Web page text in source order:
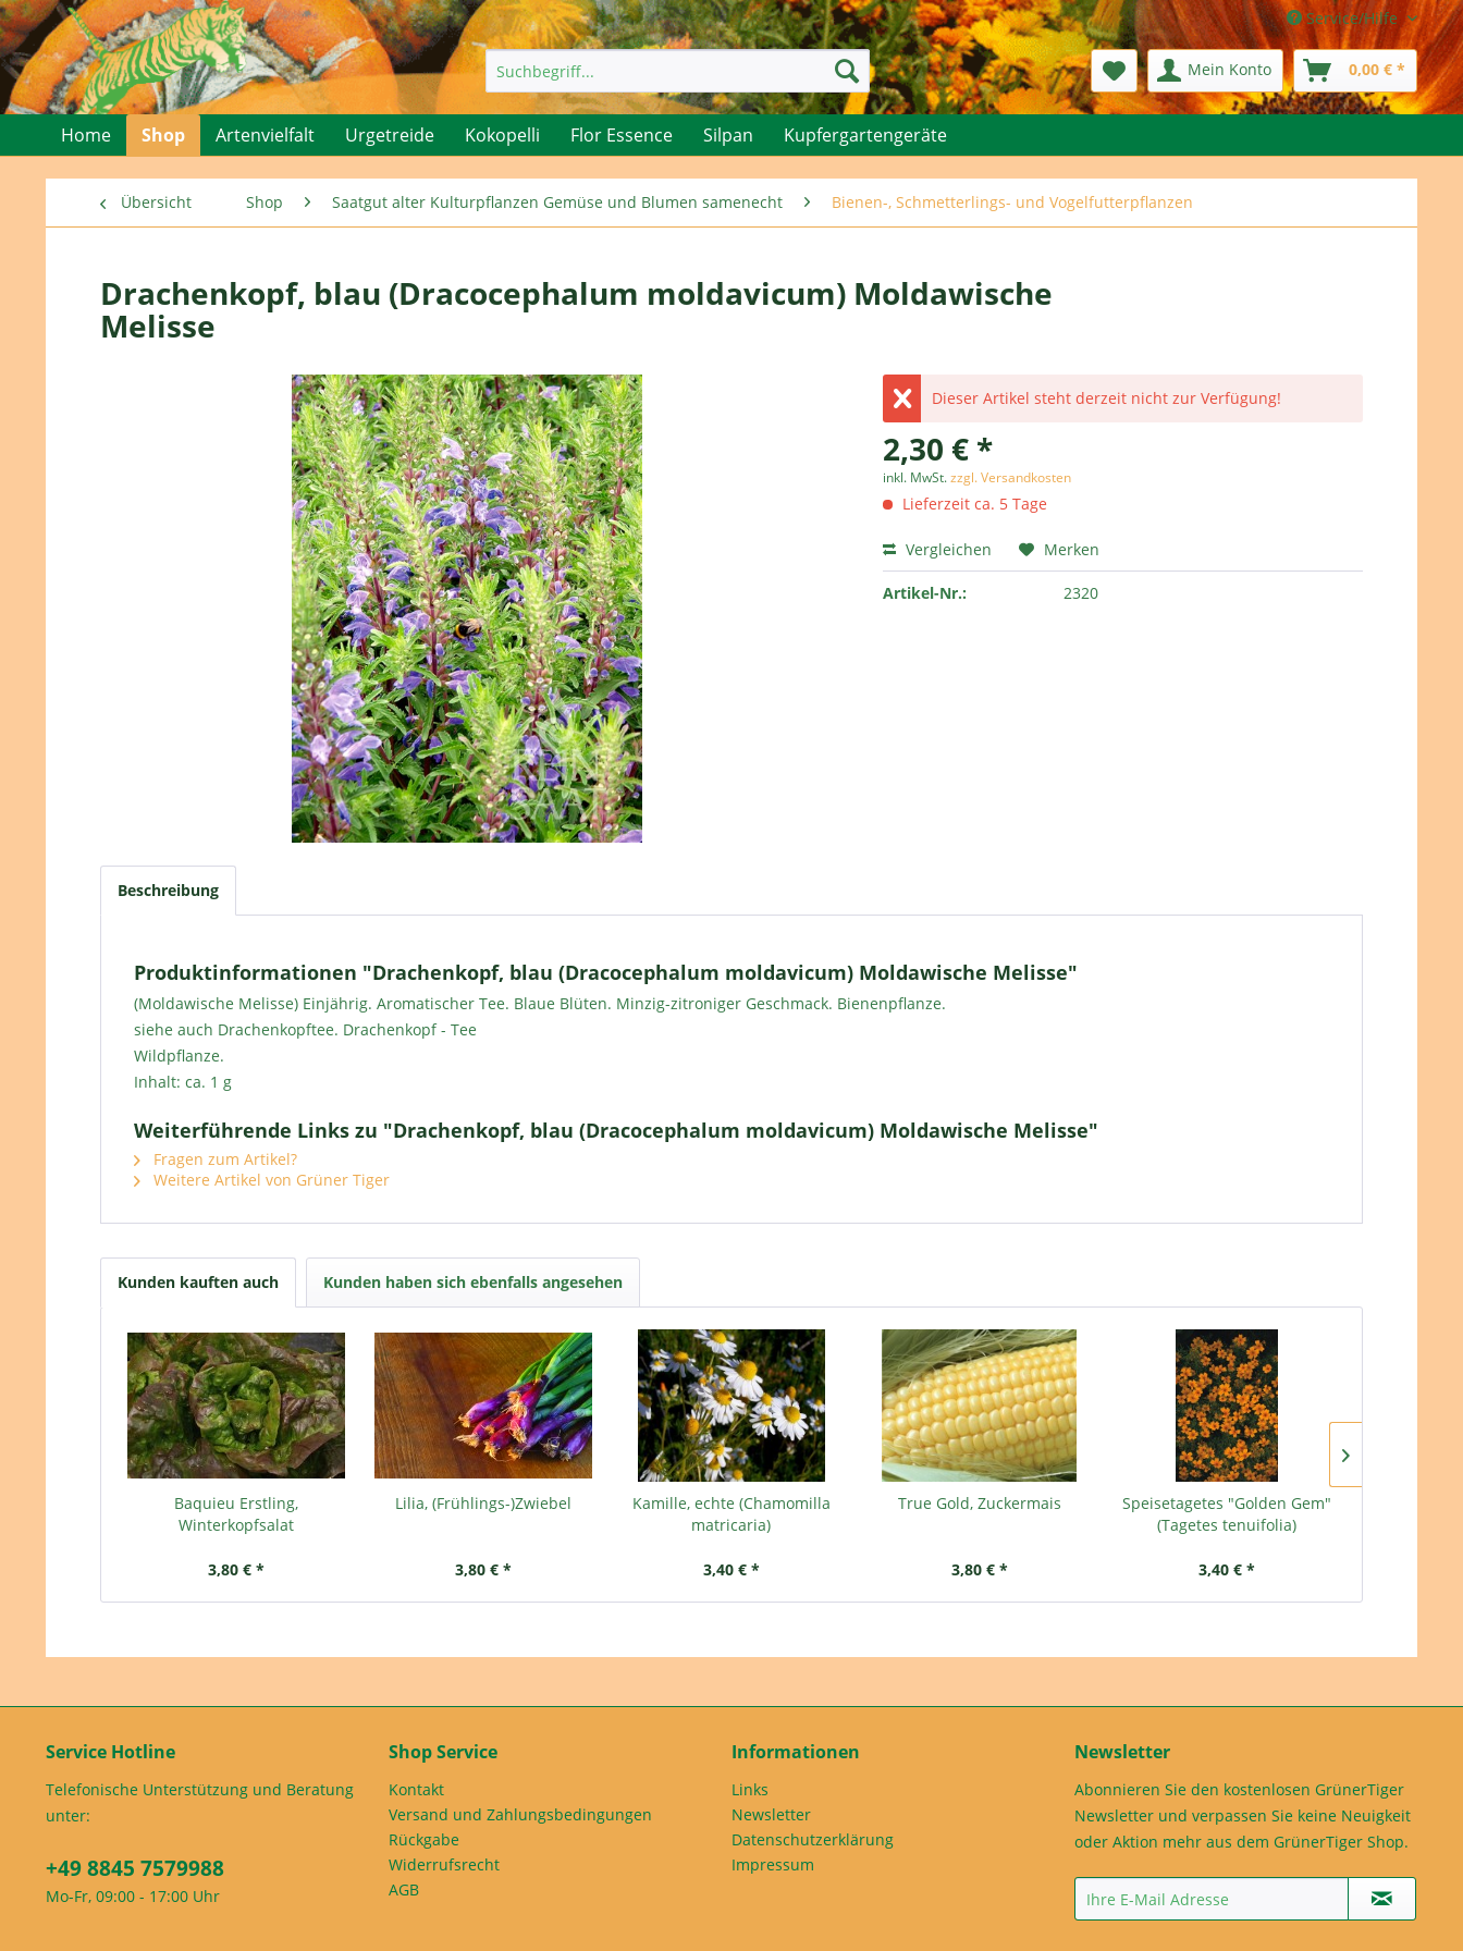
Service/Hilfe
Mein Konto 0,00 € *
Home Shop Artenvielfalt Urgetreide Kokopelli Flor Essence Silpan Kupfergartengeräte
Übersicht Shop Saatgut alter Kulturpflanzen Gemüse und Blumen samenecht Bienen-, Schmetterlings- und Vogelfutterpflanzen
Drachenkopf, blau (Dracocephalum moldavicum) Moldawische
Melisse
Dieser Artikel steht derzeit nicht zur Verfügung!
2,30 € *
inkl. MwSt.zzgl. Versandkosten
Lieferzeit ca. 5 Tage
Vergleichen Merken
Artikel-Nr.: 2320
Beschreibung
Produktinformationen "Drachenkopf, blau (Dracocephalum moldavicum) Moldawische Melisse"
(Moldawische Melisse) Einjährig. Aromatischer Tee. Blaue Blüten. Minzig-zitroniger Geschmack. Bienenpflanze.
siehe auch Drachenkopftee. Drachenkopf - Tee
Wildpflanze.
Inhalt: ca. 1 g
Weiterführende Links zu "Drachenkopf, blau (Dracocephalum moldavicum) Moldawische Melisse"
Fragen zum Artikel?
Weitere Artikel von Grüner Tiger
Kunden kauften auch Kunden haben sich ebenfalls angesehen
Baquieu Erstling,
Winterkopfsalat
3,80 € *
Lilia, (Frühlings-)Zwiebel
3,80 € *
Kamille, echte (Chamomilla
matricaria)
3,40 € *
True Gold, Zuckermais
3,80 € *
Speisetagetes "Golden Gem"
(Tagetes tenuifolia)
3,40 € *
Service Hotline
Telefonische Unterstützung und Beratung
unter:
+49 8845 7579988
Mo-Fr, 09:00 - 17:00 Uhr
Shop Service
Kontakt
Versand und Zahlungsbedingungen
Rückgabe
Widerrufsrecht
AGB
Informationen
Links
Newsletter
Datenschutzerklärung
Impressum
Newsletter
Abonnieren Sie den kostenlosen GrünerTiger
Newsletter und verpassen Sie keine Neuigkeit
oder Aktion mehr aus dem GrünerTiger Shop.